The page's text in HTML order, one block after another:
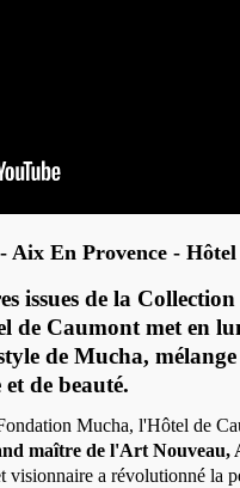
Aix En Provence - Hôtel
issues de la
de Caumont met en
de Mucha, mélange
de beauté.
Mucha, l'Hôtel de
maître de l'Art Nouveau,
a révolutionné la